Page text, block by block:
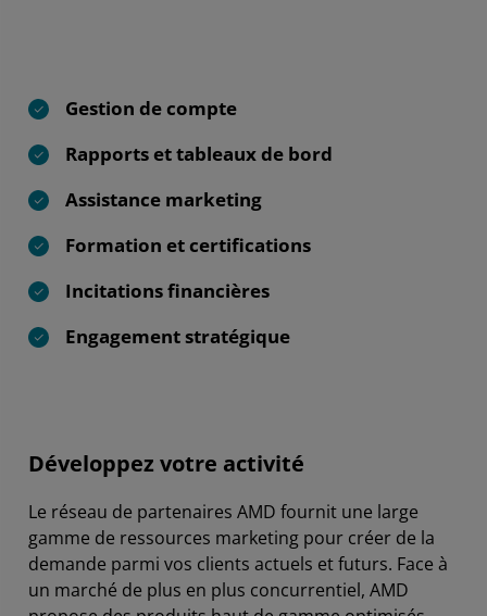
Gestion de compte
Rapports et tableaux de bord
Assistance marketing
Formation et certifications
Incitations financières
Engagement stratégique
Développez votre activité
Le réseau de partenaires AMD fournit une large
gamme de ressources marketing pour créer de la
demande parmi vos clients actuels et futurs. Face à
un marché de plus en plus concurrentiel, AMD